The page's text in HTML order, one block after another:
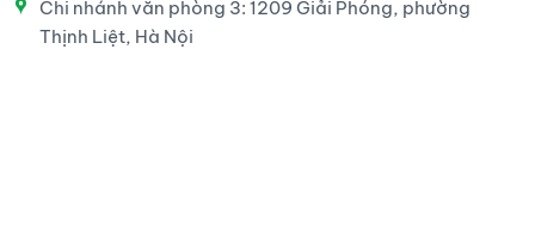
Chi nhánh văn phòng 3: 1209 Giải Phóng, phường
Thịnh Liệt, Hà Nội